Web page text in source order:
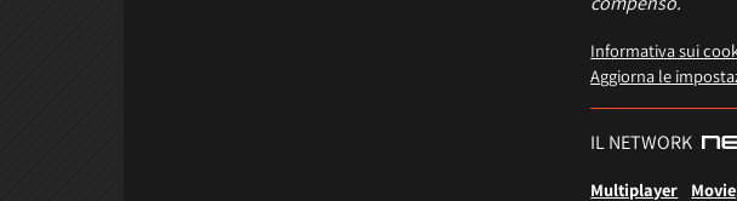
Informativa sui
Aggiorna le
IL NETWORK
Multiplayer